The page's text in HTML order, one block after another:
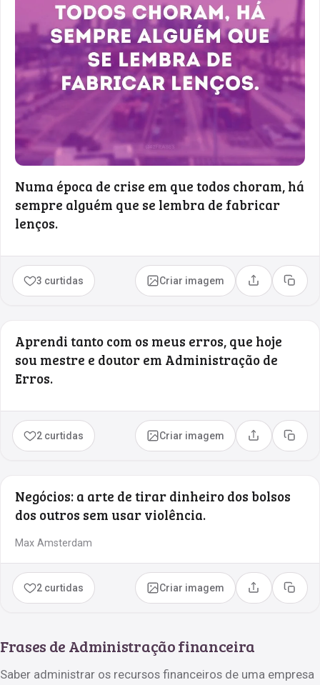
Numa época de crise em que todos choram, há
sempre alguém que se lembra de fabricar
lenços.
3 curtidas Criar imagem Compartilhar
Copiar
Aprendi tanto com os meus erros, que hoje
sou mestre e doutor em Administração de
Erros.
2 curtidas Criar imagem Compartilhar
Copiar
Negócios: a arte de tirar dinheiro dos bolsos
dos outros sem usar violência.
Max Amsterdam
2 curtidas Criar imagem Compartilhar
Copiar
Frases de Administração financeira
Saber administrar os recursos financeiros de uma empresa